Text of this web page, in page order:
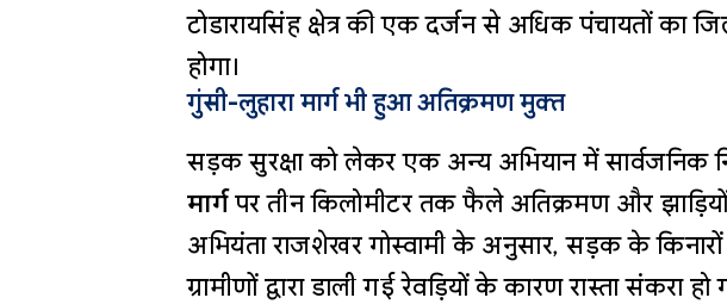
टोडारायसिंह क्षेत्र की एक दर्जन से अधिक पंचायतों का
होगा।
गुंसी-लुहारा मार्ग भी हुआ अतिक्रमण मुक्त
सड़क सुरक्षा को लेकर एक अन्य अभियान में सार्वजनिक
मार्गपर तीन किलोमीटर तक फैले अतिक्रमण और
अभियंता राजशेखर गोस्वामी के अनुसार, सड़क के
ग्रामीणों द्वारा डाली गई रेवड़ियों के कारण रास्ता संकरा